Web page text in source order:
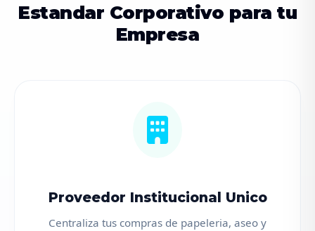
Estandar Corporativo para tu
Empresa
Proveedor Institucional Unico
Centraliza tus compras de papeleria, aseo y